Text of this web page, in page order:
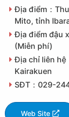
Địa điểm：
Mito, tỉnh
Địa điểm đậu
(Miễn phí)
Địa chỉ liên hệ
Kairakuen
SĐT：029-
Web Site